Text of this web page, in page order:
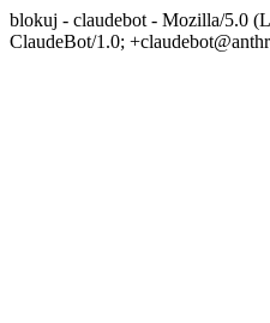
blokuj - claudebot - Mozilla/5.0
ClaudeBot/1.0;